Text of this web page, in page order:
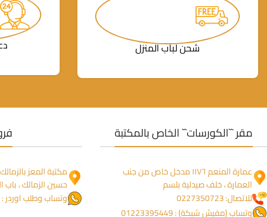
شحن لباب المنزل
حسين الزمالك ، باب
وتساب وطلب اوردر : 01274755844
مقر ``الكورسات`` الخاص بالمكتبة
عمارة المنعم ١١٧٦ مدخل خاص من جنب
العمارة ، خلف صيدلية بلسم
للاتصال: 0227350723
وتساب (مفيش شبكة) : 01223395449